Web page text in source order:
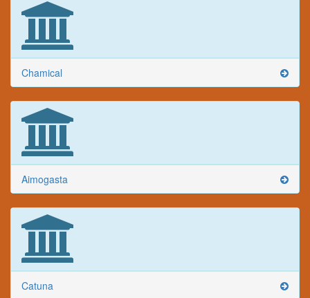
Chamical
Aimogasta
Catuna